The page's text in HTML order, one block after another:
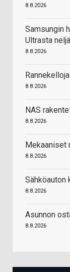
8.8.2026
Samsungin
Ultrasta
8.8.2026
Rannekelloja
8.8.2026
NAS
8.8.2026
Mekaaniset
8.8.2026
Sähköauton
8.8.2026
Asunnon
8.8.2026